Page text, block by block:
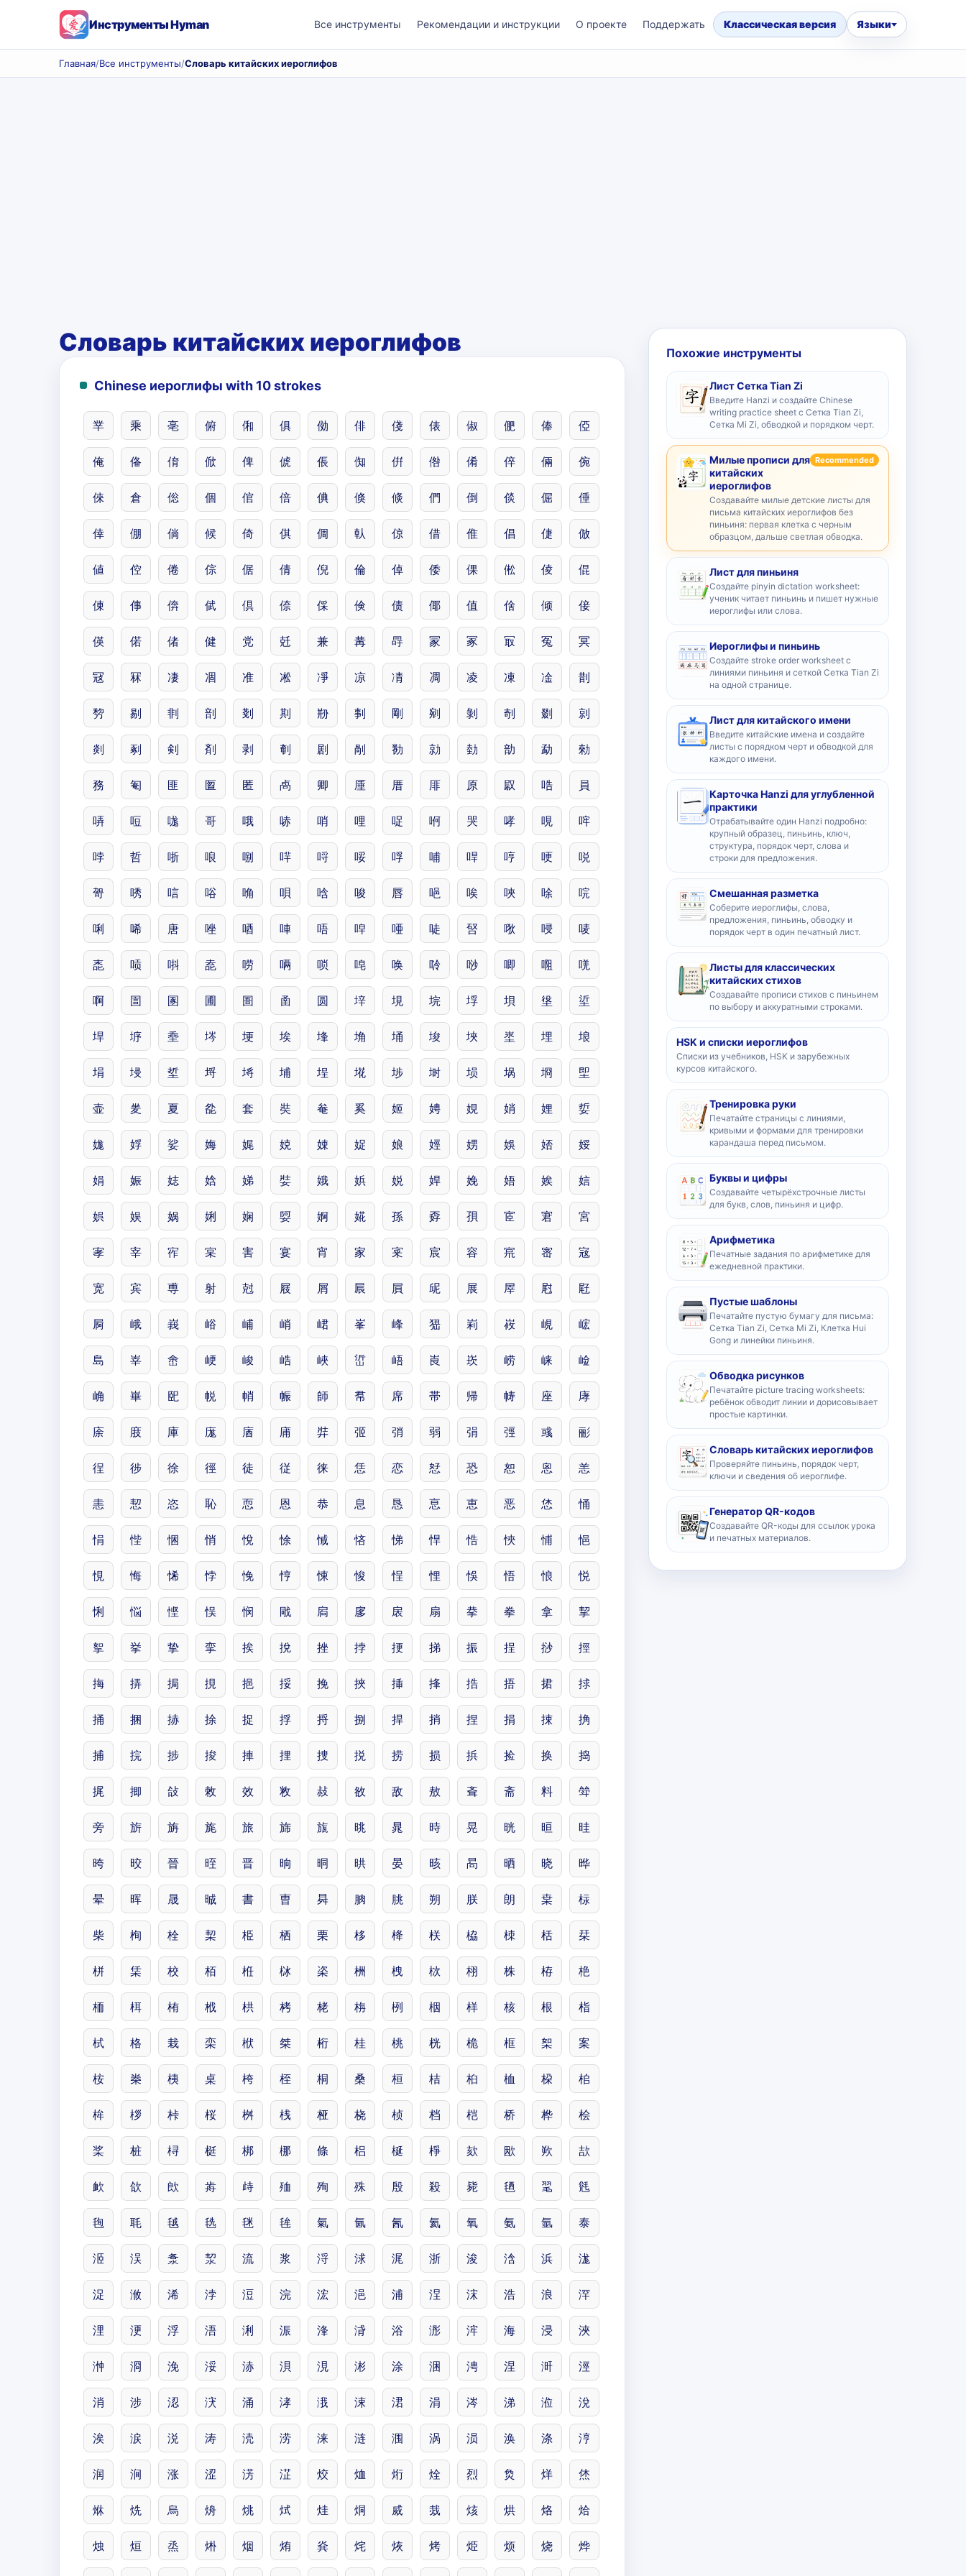
Инструменты Hyman Все инструменты Рекомендации и инструкции О проекте Поддержать Классическая версия Языки
Главная/Все инструменты/Словарь китайских иероглифов
Словарь китайских иероглифов
Chinese иероглифы with 10 strokes
丵 乘 亳 俯 俰 俱 俲 俳 俴 俵 俶 俷 俸 俹
俺 俻 俼 俽 俾 俿 倀 倁 倂 倃 倄 倅 倆 倇
倈 倉 倊 個 倌 倍 倎 倏 倐 們 倒 倓 倔 倕
倖 倗 倘 候 倚 倛 倜 倝 倞 借 倠 倡 倢 倣
値 倥 倦 倧 倨 倩 倪 倫 倬 倭 倮 倯 倰 倱
倲 倳 倴 倵 倶 倷 倸 倹 债 倻 值 倽 倾 倿
偀 偌 偖 健 党 兛 兼 冓 冔 冡 冢 冣 冤 冥
冦 冧 凄 凅 准 凇 凈 凉 凊 凋 凌 凍 凎 剒
剓 剔 剕 剖 剗 剘 剙 剚 剛 剜 剝 剞 剟 剠
剡 剢 剣 剤 剥 剦 剧 剮 勌 勍 勎 勏 勐 勑
務 匎 匪 匫 匿 卨 卿 厜 厝 厞 原 叞 哠 員
哢 哣 哤 哥 哦 哧 哨 哩 哫 哬 哭 哮 哯 哰
哱 哲 哳 哴 哵 哶 哷 哸 哹 哺 哻 哼 哽 哾
哿 唀 唁 唂 唃 唄 唅 唆 唇 唈 唉 唊 唋 唍
唎 唏 唐 唑 唒 唓 唔 唕 唖 唗 唘 唙 唚 唛
唜 唝 唞 唟 唠 唡 唢 唣 唤 唥 唦 唧 唨 唴
啊 圁 圂 圃 圄 圅 圆 垶 垷 垸 垺 垻 垼 垽
垾 垿 埀 埁 埂 埃 埄 埆 埇 埈 埉 埊 埋 埌
埍 埐 埑 埒 埓 埔 埕 埖 埗 埘 埙 埚 埛 堲
壶 夎 夏 夞 套 奘 奙 奚 姬 娉 娊 娋 娌 娎
娏 娐 娑 娒 娓 娔 娕 娖 娘 娙 娚 娛 娝 娞
娟 娠 娡 娢 娣 娤 娥 娦 娧 娨 娩 娪 娭 娮
娯 娱 娲 娳 娴 娿 婀 婲 孫 孬 孭 宧 宭 宮
宯 宰 宱 宲 害 宴 宵 家 宷 宸 容 宺 宻 宼
宽 宾 尃 射 尅 屐 屑 屒 屓 屔 展 屖 屗 屘
屙 峨 峩 峪 峬 峭 峮 峯 峰 峱 峲 峳 峴 峵
島 峷 峹 峺 峻 峼 峽 峾 峿 崀 崁 崂 崃 崄
崅 崋 巸 帨 帩 帪 師 帬 席 帯 帰 帱 座 庨
庩 庪 庫 庬 庮 庯 弉 弬 弰 弱 弲 弳 彧 彨
徎 徏 徐 徑 徒 従 徕 恁 恋 恏 恐 恕 恖 恙
恚 恝 恣 恥 恧 恩 恭 息 恳 恴 恵 恶 恷 悀
悁 悂 悃 悄 悅 悇 悈 悋 悌 悍 悎 悏 悑 悒
悓 悔 悕 悖 悗 悙 悚 悛 悜 悝 悞 悟 悢 悦
悧 悩 悭 悮 悯 戙 扄 扅 扆 扇 拲 拳 拿 挈
挐 挙 挚 挛 挨 挩 挫 挬 挭 挮 振 挰 挱 挳
挴 挵 挶 挸 挹 挼 挽 挾 挿 捀 捁 捂 捃 捄
捅 捆 捇 捈 捉 捊 捋 捌 捍 捎 捏 捐 捒 捔
捕 捖 捗 捘 捙 捚 捜 捝 捞 损 捠 捡 换 捣
捤 揤 敆 敇 效 敉 敊 敋 敌 敖 斊 斋 料 斚
旁 旂 旃 旄 旅 旆 旊 晀 晁 時 晃 晄 晅 晆
晇 晈 晉 晊 晋 晌 晍 晎 晏 晐 晑 晒 晓 晔
晕 晖 晟 晠 書 曺 曻 朒 朓 朔 朕 朗 枽 柡
柴 栒 栓 栔 栕 栖 栗 栘 栙 栚 栛 栜 栝 栞
栟 栠 校 栢 栣 栤 栥 栦 栧 栨 栩 株 栫 栬
栭 栮 栯 栰 栱 栲 栳 栴 栵 栶 样 核 根 栺
栻 格 栽 栾 栿 桀 桁 桂 桃 桄 桅 框 桇 案
桉 桊 桋 桌 桍 桎 桐 桑 桓 桔 桕 桖 桗 桘
桙 桚 桛 桜 桝 桟 桠 桡 桢 档 桤 桥 桦 桧
桨 桩 桪 梃 梆 梛 條 梠 梴 棦 欬 欭 欮 欯
欰 欱 欴 歬 歭 殈 殉 殊 殷 殺 毙 毢 毣 毤
毥 毦 毧 毨 毩 毪 氣 氤 氥 氦 氧 氨 氩 泰
洍 洖 洜 洯 流 浆 浖 浗 浘 浙 浚 浛 浜 浝
浞 浟 浠 浡 浢 浣 浤 浥 浦 浧 浨 浩 浪 浫
浬 浭 浮 浯 浰 浱 浲 浳 浴 浵 浶 海 浸 浹
浺 浻 浼 浽 浾 浿 涀 涁 涂 涃 涄 涅 涆 涇
消 涉 涊 涋 涌 涍 涐 涑 涒 涓 涔 涕 涖 涗
涘 涙 涚 涛 涜 涝 涞 涟 涠 涡 涢 涣 涤 涥
润 涧 涨 涩 淓 淽 烄 烅 烆 烇 烈 烉 烊 烋
烌 烍 烏 烐 烑 烒 烓 烔 烕 烖 烗 烘 烙 烚
烛 烜 烝 烞 烟 烠 烡 烢 烣 烤 烥 烦 烧 烨
Похожие инструменты
Лист Сетка Tian Zi
Введите Hanzi и создайте Chinese
writing practice sheet с Сетка Tian Zi,
Сетка Mi Zi, обводкой и порядком черт.
Милые прописи для
китайских
иероглифов
Recommended
Создавайте милые детские листы для
письма китайских иероглифов без
пиньиня: первая клетка с черным
образцом, дальше светлая обводка.
Лист для пиньиня
Создайте pinyin dictation worksheet:
ученик читает пиньинь и пишет нужные
иероглифы или слова.
Иероглифы и пиньинь
Создайте stroke order worksheet с
линиями пиньиня и сеткой Сетка Tian Zi
на одной странице.
Лист для китайского имени
Введите китайские имена и создайте
листы с порядком черт и обводкой для
каждого имени.
Карточка Hanzi для углубленной
практики
Отрабатывайте один Hanzi подробно:
крупный образец, пиньинь, ключ,
структура, порядок черт, слова и
строки для предложения.
Смешанная разметка
Соберите иероглифы, слова,
предложения, пиньинь, обводку и
порядок черт в один печатный лист.
Листы для классических
китайских стихов
Создавайте прописи стихов с пиньинем
по выбору и аккуратными строками.
HSK и списки иероглифов
Списки из учебников, HSK и зарубежных
курсов китайского.
Тренировка руки
Печатайте страницы с линиями,
кривыми и формами для тренировки
карандаша перед письмом.
Буквы и цифры
Создавайте четырёхстрочные листы
для букв, слов, пиньиня и цифр.
Арифметика
Печатные задания по арифметике для
ежедневной практики.
Пустые шаблоны
Печатайте пустую бумагу для письма:
Сетка Tian Zi, Сетка Mi Zi, Клетка Hui
Gong и линейки пиньиня.
Обводка рисунков
Печатайте picture tracing worksheets:
ребёнок обводит линии и дорисовывает
простые картинки.
Словарь китайских иероглифов
Проверяйте пиньинь, порядок черт,
ключи и сведения об иероглифе.
Генератор QR-кодов
Создавайте QR-коды для ссылок урока
и печатных материалов.